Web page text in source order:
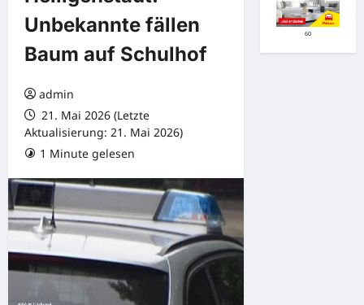
Unbekannte fällen
Baum auf Schulhof
admin
21. Mai 2026 (Letzte
Aktualisierung: 21. Mai 2026)
1 Minute gelesen
60